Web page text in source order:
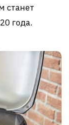
станет
года.